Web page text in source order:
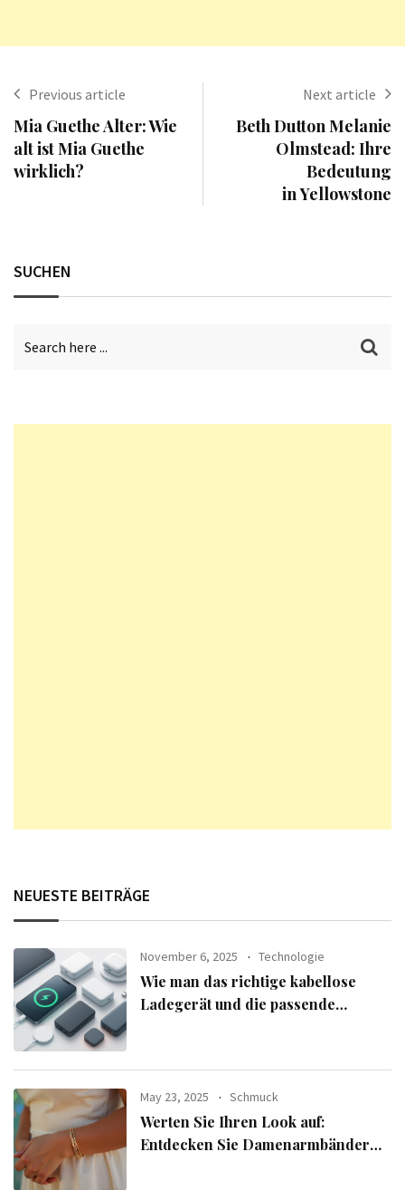
Previous article
Mia Guethe Alter: Wie
alt ist Mia Guethe
wirklich?
Next article
Beth Dutton Melanie
Olmstead: Ihre
Bedeutung
in Yellowstone
SUCHEN
NEUESTE BEITRÄGE
November 6, 2025 Technologie
Wie man das richtige kabellose
Ladegerät und die passende
May 23, 2025 Schmuck
Werten Sie Ihren Look auf:
Entdecken Sie Damenarmbänder